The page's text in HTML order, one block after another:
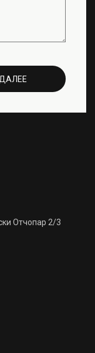
ДАЛЕЕ
Отчопар 2/3